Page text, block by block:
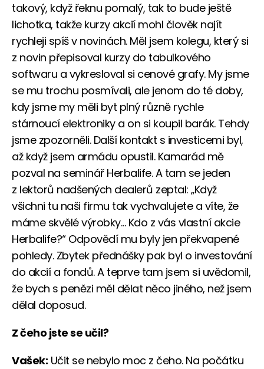
takový, když řeknu pomalý, tak to bude ještě
lichotka, takže kurzy akcií mohl člověk najít
rychleji spíš v novinách. Měl jsem kolegu, který si
z novin přepisoval kurzy do tabulkového
softwaru a vykresloval si cenové grafy. My jsme
se mu trochu posmívali, ale jenom do té doby,
kdy jsme my měli byt plný různě rychle
stárnoucí elektroniky a on si koupil barák. Tehdy
jsme zpozorněli. Další kontakt s investicemi byl,
až když jsem armádu opustil. Kamarád mě
pozval na seminář Herbalife. A tam se jeden
z lektorů nadšených dealerů zeptal: „Když
všichni tu naši firmu tak vychvalujete a víte, že
máme skvělé výrobky… Kdo z vás vlastní akcie
Herbalife?“ Odpovědí mu byly jen překvapené
pohledy. Zbytek přednášky pak byl o investování
do akcií a fondů. A teprve tam jsem si uvědomil,
že bych s penězi měl dělat něco jiného, než jsem
dělal doposud.
Z čeho jste se učil?
Vašek: Učit se nebylo moc z čeho. Na počátku